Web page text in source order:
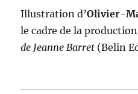
Illustration d’Olivier-
le cadre de la
de Jeanne Barret (Belin